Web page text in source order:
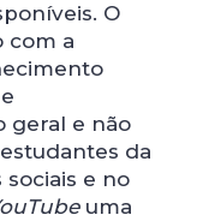
O
com a
geral e não
da
sociais e no
uma